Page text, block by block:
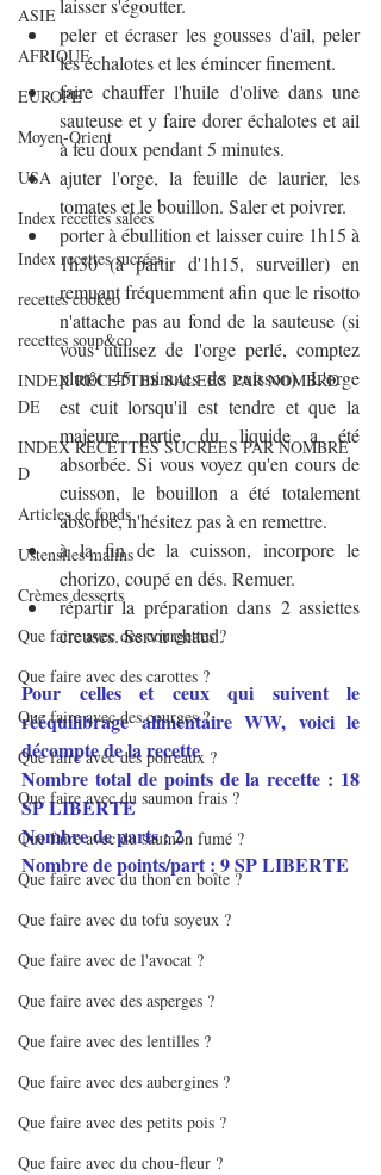
ASIE
AFRIQUE
EUROPE
Moyen-Orient
USA
Index recettes salées
Index recettes sucrées
recettes cookeo
recettes soup&co
INDEX RECETTES SALEES PAR NOMBRE
DE
INDEX RECETTES SUCREES PAR NOMBRE
D
Articles de fonds
Ustensiles malins
Crèmes desserts
Que faire avec des courgettes ?
Que faire avec des carottes ?
Que faire avec des courges ?
Que faire avec des poireaux ?
Que faire avec du saumon frais ?
Que faire avec du saumon fumé ?
Que faire avec du thon en boîte ?
Que faire avec du tofu soyeux ?
Que faire avec de l'avocat ?
Que faire avec des asperges ?
Que faire avec des lentilles ?
Que faire avec des aubergines ?
Que faire avec des petits pois ?
Que faire avec du chou-fleur ?
peler et écraser les gousses d'ail, peler
les échalotes et les émincer finement.
faire chauffer l'huile d'olive dans une
sauteuse et y faire dorer échalotes et ail
à feu doux pendant 5 minutes.
ajuter l'orge, la feuille de laurier, les
tomates et le bouillon. Saler et poivrer.
porter à ébullition et laisser cuire 1h15 à
1h30 (à partir d'1h15, surveiller) en
remuant fréquemment afin que le risotto
n'attache pas au fond de la sauteuse (si
vous utilisez de l'orge perlé, comptez
plutôt 45 minutes de cuisson). L'orge
est cuit lorsqu'il est tendre et que la
majeure partie du liquide a été
absorbée. Si vous voyez qu'en cours de
cuisson, le bouillon a été totalement
absorbé, n'hésitez pas à en remettre.
à la fin de la cuisson, incorpore le
chorizo, coupé en dés. Remuer.
répartir la préparation dans 2 assiettes
creuses. Servir chaud.
Pour celles et ceux qui suivent le
rééquilibrage alimentaire WW, voici le
décompte de la recette
Nombre total de points de la recette : 18
SP LIBERTE
Nombre de parts : 2
Nombre de points/part : 9 SP LIBERTE